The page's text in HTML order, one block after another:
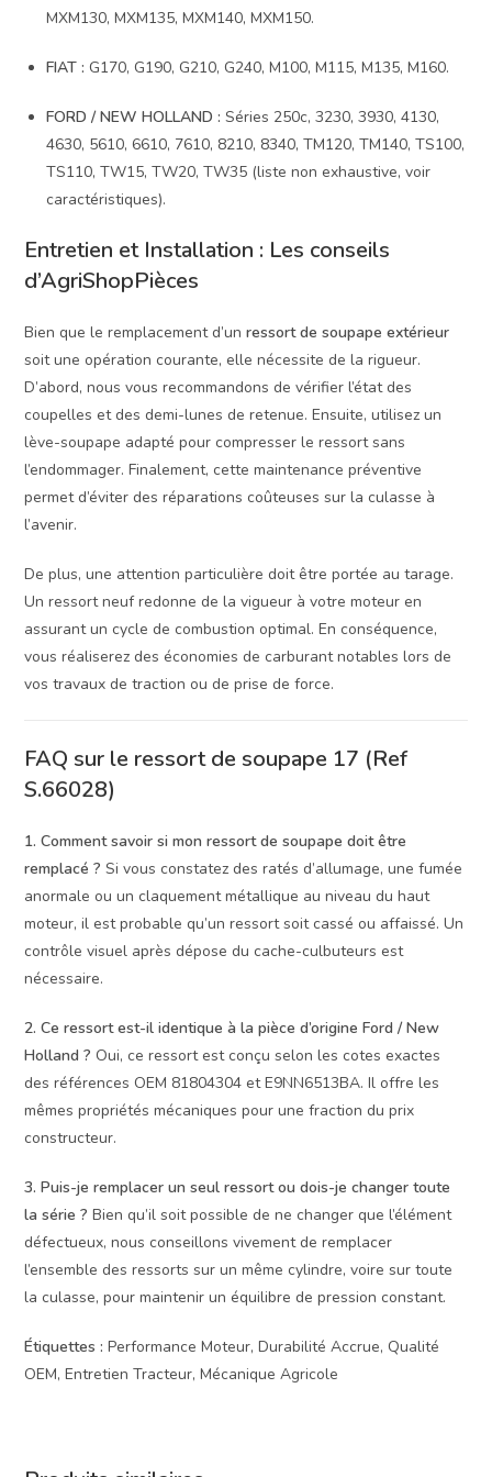
MXM130, MXM135, MXM140, MXM150.
FIAT : G170, G190, G210, G240, M100, M115, M135, M160.
FORD / NEW HOLLAND : Séries 250c, 3230, 3930, 4130,
4630, 5610, 6610, 7610, 8210, 8340, TM120, TM140, TS100,
TS110, TW15, TW20, TW35 (liste non exhaustive, voir
caractéristiques).
Entretien et Installation : Les conseils
d’AgriShopPièces
Bien que le remplacement d’unressort de soupape extérieur
soit une opération courante, elle nécessite de la rigueur.
D’abord, nous vous recommandons de vérifier l’état des
coupelles et des demi-lunes de retenue. Ensuite, utilisez un
lève-soupape adapté pour compresser le ressort sans
l’endommager. Finalement, cette maintenance préventive
permet d’éviter des réparations coûteuses sur la culasse à
l’avenir.
De plus, une attention particulière doit être portée au tarage.
Un ressort neuf redonne de la vigueur à votre moteur en
assurant un cycle de combustion optimal. En conséquence,
vous réaliserez des économies de carburant notables lors de
vos travaux de traction ou de prise de force.
FAQ sur le ressort de soupape 17 (Ref
S.66028)
1. Comment savoir si mon ressort de soupape doit être
remplacé ? Si vous constatez des ratés d’allumage, une fumée
anormale ou un claquement métallique au niveau du haut
moteur, il est probable qu’un ressort soit cassé ou affaissé. Un
contrôle visuel après dépose du cache-culbuteurs est
nécessaire.
2. Ce ressort est-il identique à la pièce d’origine Ford / New
Holland ? Oui, ce ressort est conçu selon les cotes exactes
des références OEM 81804304 et E9NN6513BA. Il offre les
mêmes propriétés mécaniques pour une fraction du prix
constructeur.
3. Puis-je remplacer un seul ressort ou dois-je changer toute
la série ? Bien qu’il soit possible de ne changer que l’élément
défectueux, nous conseillons vivement de remplacer
l’ensemble des ressorts sur un même cylindre, voire sur toute
la culasse, pour maintenir un équilibre de pression constant.
Étiquettes : Performance Moteur, Durabilité Accrue, Qualité
OEM, Entretien Tracteur, Mécanique Agricole